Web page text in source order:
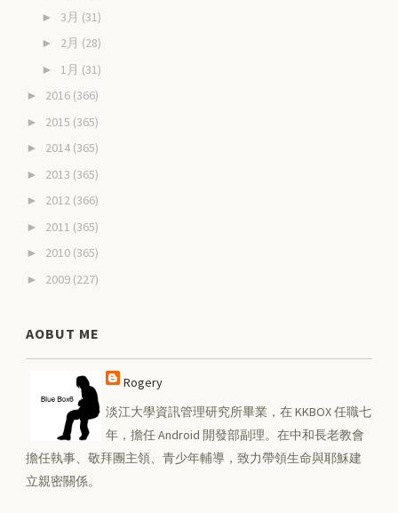
► 3月 (31)
► 2月 (28)
► 1月 (31)
► 2016 (366)
► 2015 (365)
► 2014 (365)
► 2013 (365)
► 2012 (366)
► 2011 (365)
► 2010 (365)
► 2009 (227)
AOBUT ME
Rogery
淡江大學資訊管理研究所畢業，在 KKBOX 任職七
年，擔任 Android 開發部副理。在中和長老教會
擔任執事、敬拜團主領、青少年輔導，致力帶領生命與耶穌建
立親密關係。